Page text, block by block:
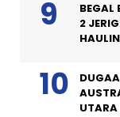
BEGAL
2
UTARA